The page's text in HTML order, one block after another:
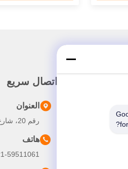
اتصال سريع
العنوان
رقم 20، شارع شيكسين الغربي، مدينة تايكانغ، مقاطعة جيانغسو
هاتف
59511061
for?